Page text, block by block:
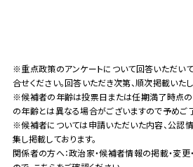
※重点政策のアンケートについて回答いただい
合せください。回答いただき次第、順次掲載いた
※候補者の年齢は投票日または任期満了時点の
の年齢とは異なる場合がございますので予めご
※候補者については申請いただいた内容、公認
集し掲載しております。
関係者の方へ：政治家・候補者情報の掲載・変更